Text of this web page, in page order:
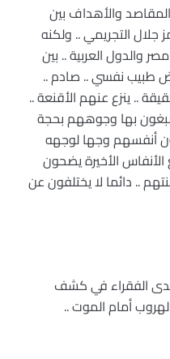
والأهداف بين
جلال التجريمي .. ولكنه
والدول العربية .. بين
طبيب نفسي .. صادم ..
.. ينزع عنهم الأقنعة ..
بها وجوههم بحجة
أنفسهم وجها لوجهه
الأخيرة يضحون
.. دائما لا يختلفون عن
لدى الفقراء في كشف
أمام الموت ..